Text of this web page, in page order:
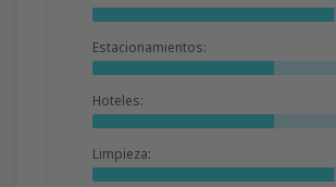
Estacionamientos:
Hoteles:
Limpieza: